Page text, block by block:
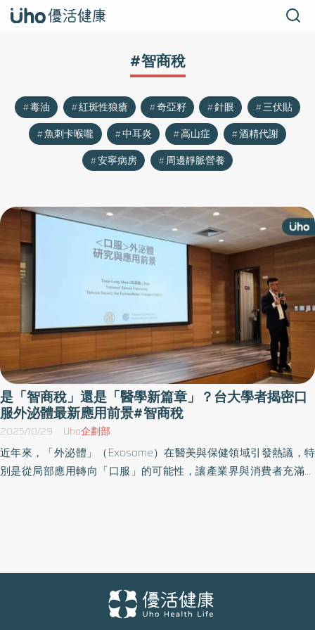
#智商稅
毒油 紅斑性狼瘡 奇亞籽 針眼
三伏貼
魚刺卡喉嚨
中耳炎 高山症
酒精代謝
安寧病房
周邊靜脈營養
是「智商稅」還是「醫學新篇章」？台大學者揭密口
服外泌體最新應用前景#智商稅
2025/10/29 Uho企劃部
近年來，「外泌體」（Exosome）在醫美與保健領域引發熱議，特
別是從局部應用轉向「口服」的可能性，讓產業界與消費者充滿好
訊，協助大眾與產業人士辨別真偽，共同回歸科學證據；沈博士也
針對如何選擇具備科學驗證、符合安全規範的口服產品提供了專業